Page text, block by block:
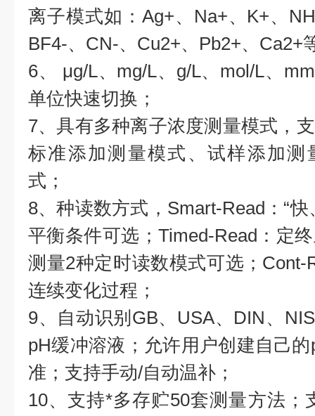
离子模式如：Ag+、Na+、K+、
BF4-、CN-、Cu2+、Pb2+、Ca2+
6、 μg/L、mg/L、g/L、mol/L、
单位快速切换；
7、具有多种离子浓度测量模式，
标准添加测量模式、试样添加测
式；
8、种读数方式，Smart-Read：“
平衡条件可选；Timed-Read：定
测量2种定时读数模式可选；Cont-
连续变化过程；
9、自动识别GB、USA、DIN、
pH缓冲溶液；允许用户创建自己
准；支持手动/自动温补；
10、支持*多存贮50套测量方法；